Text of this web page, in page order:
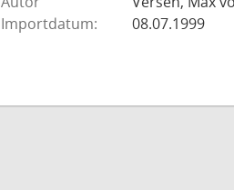
Importdatum:
08.07.1999